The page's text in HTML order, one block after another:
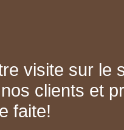
visite sur le
clients et
faite!